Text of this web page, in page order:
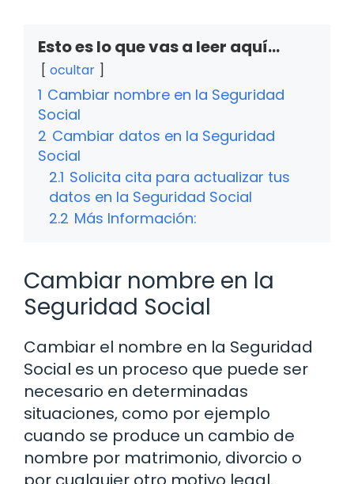
Esto es lo que vas a leer aquí...
ocultar
1 Cambiar nombre en la Seguridad
Social
2 Cambiar datos en la Seguridad
Social
2.1 Solicita cita para actualizar tus
datos en la Seguridad Social
2.2 Más Información:
Cambiar nombre en la
Seguridad Social
Cambiar el nombre en la Seguridad
Social es un proceso que puede ser
necesario en determinadas
situaciones, como por ejemplo
cuando se produce un cambio de
nombre por matrimonio, divorcio o